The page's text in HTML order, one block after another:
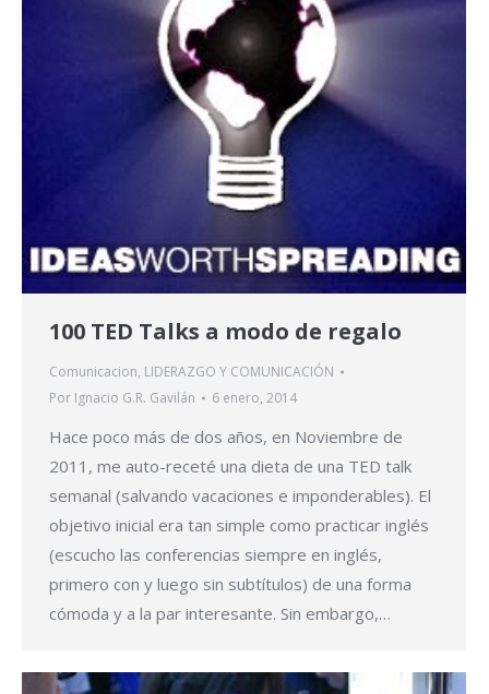
100 TED Talks a modo de regalo
Comunicacion, LIDERAZGO Y COMUNICACIÓN
Por Ignacio G.R. Gavilán 6 enero, 2014
Hace poco más de dos años, en Noviembre de
2011, me auto-receté una dieta de una TED talk
semanal (salvando vacaciones e imponderables). El
objetivo inicial era tan simple como practicar inglés
(escucho las conferencias siempre en inglés,
primero con y luego sin subtítulos) de una forma
cómoda y a la par interesante. Sin embargo,…